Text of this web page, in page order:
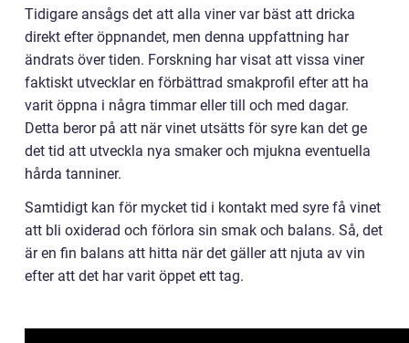
Tidigare ansågs det att alla viner var bäst att dricka
direkt efter öppnandet, men denna uppfattning har
ändrats över tiden. Forskning har visat att vissa viner
faktiskt utvecklar en förbättrad smakprofil efter att ha
varit öppna i några timmar eller till och med dagar.
Detta beror på att när vinet utsätts för syre kan det ge
det tid att utveckla nya smaker och mjukna eventuella
hårda tanniner.
Samtidigt kan för mycket tid i kontakt med syre få vinet
att bli oxiderad och förlora sin smak och balans. Så, det
är en fin balans att hitta när det gäller att njuta av vin
efter att det har varit öppet ett tag.